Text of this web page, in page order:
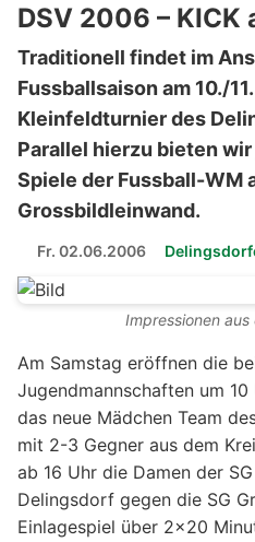
DSV 2006 – KICK
Traditionell findet im
Fussballsaison am 10./
Kleinfeldturnier des
Parallel hierzu bieten
Spiele der Fussball-WM
Grossbildleinwand.
Fr. 02.06.2006
Impressionen
Am Samstag eröffnen die
Jugendmannschaften um
das neue Mädchen Team
mit 2-3 Gegner aus dem
ab 16 Uhr die Damen der
Delingsdorf gegen die SG
Einlagespiel über 2x20